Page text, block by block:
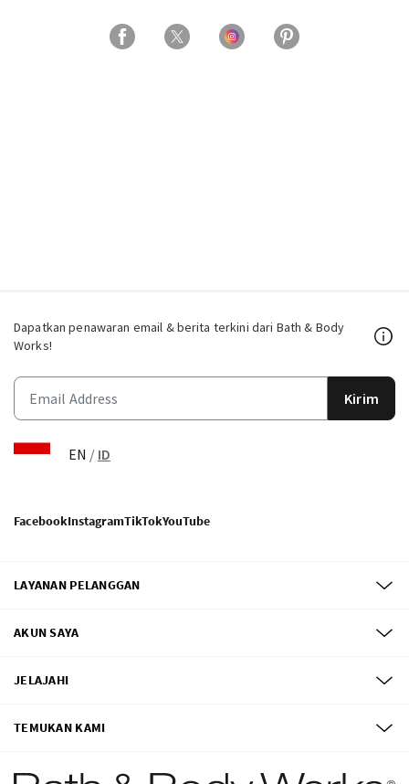
Dapatkan penawaran email & berita terkini dari Bath & Body
Works!
Kirim
EN / ID
FacebookInstagramTikTokYouTube
LAYANAN PELANGGAN
AKUN SAYA
JELAJAHI
TEMUKAN KAMI